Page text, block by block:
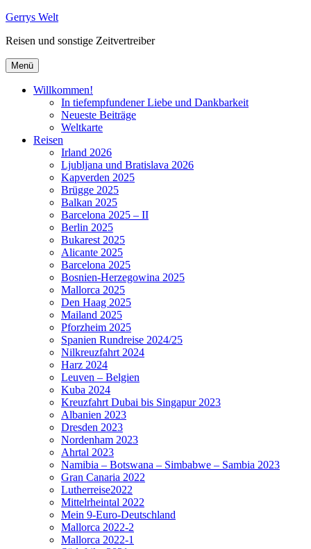
Zum
springen
Gerrys Welt
Reisen und sonstige Zeitvertreiber
Menü
Willkommen!
In tiefempfundener Liebe und Dankbarkeit
Neueste Beiträge
Weltkarte
Reisen
Irland 2026
Ljubljana und Bratislava 2026
Kapverden 2025
Brügge 2025
Balkan 2025
Barcelona 2025 – II
Berlin 2025
Bukarest 2025
Alicante 2025
Barcelona 2025
Bosnien-Herzegowina 2025
Mallorca 2025
Den Haag 2025
Mailand 2025
Pforzheim 2025
Spanien Rundreise 2024/25
Nilkreuzfahrt 2024
Harz 2024
Leuven – Belgien
Kuba 2024
Kreuzfahrt Dubai bis Singapur 2023
Albanien 2023
Dresden 2023
Nordenham 2023
Ahrtal 2023
Namibia – Botswana – Simbabwe – Sambia 2023
Gran Canaria 2022
Lutherreise2022
Mittelrheintal 2022
Mein 9-Euro-Deutschland
Mallorca 2022-2
Mallorca 2022-1